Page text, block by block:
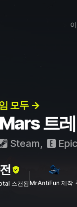
모두 →
트
Steam,
스캔됨MrAntiFun 제작